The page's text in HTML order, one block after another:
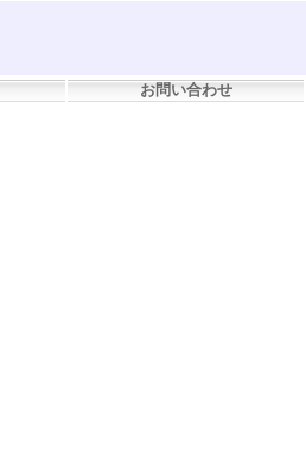
お問い合わせ